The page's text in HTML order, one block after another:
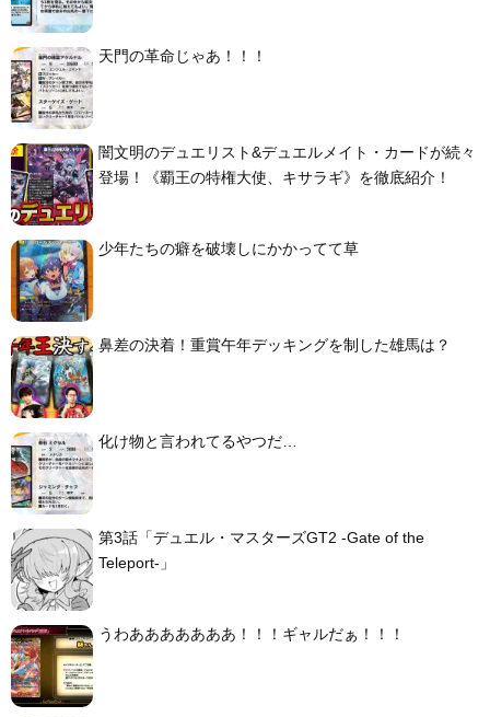
天門の革命じゃあ！！！
闇文明のデュエリスト&デュエルメイト・カードが続々
登場！《覇王の特権大使、キサラギ》を徹底紹介！
少年たちの癖を破壊しにかかってて草
鼻差の決着！重賞午年デッキングを制した雄馬は？
化け物と言われてるやつだ…
第3話「デュエル・マスターズGT2 -Gate of the
Teleport-」
うわあああああああ！！！ギャルだぁ！！！